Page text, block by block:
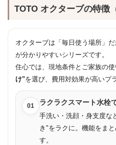
TOTO オクターブの特徴
オクターブは「毎日使う場所」だ
が分かりやすいシリーズです。
住心では、現地条件とご家族の
け"を選び、費用対効果が高いプ
01 ラクラクスマート水栓
手洗い・洗顔・身支度な
き"をラクに。機能をま
す。